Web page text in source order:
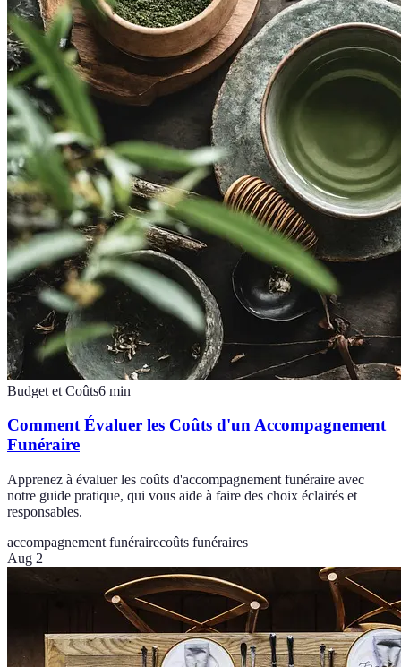
Budget et Coûts6 min
Comment Évaluer les Coûts d'un Accompagnement
Funéraire
Apprenez à évaluer les coûts d'accompagnement funéraire avec
notre guide pratique, qui vous aide à faire des choix éclairés et
responsables.
accompagnement funérairecoûts funéraires
Aug 2